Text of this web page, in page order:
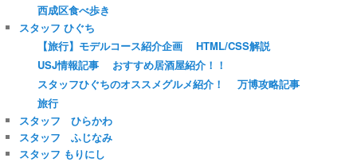
西成区食べ歩き
スタッフ ひぐち
【旅行】モデルコース紹介企画
HTML/CSS解説
USJ情報記事
おすすめ居酒屋紹介！！
スタッフひぐちのオススメグルメ紹介！
万博攻略記事
旅行
スタッフ ひらかわ
スタッフ ふじなみ
スタッフ もりにし